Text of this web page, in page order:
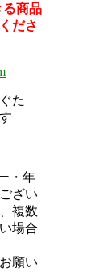
る商品
ださ
た
・ 年
ざい
複数
場合
願い